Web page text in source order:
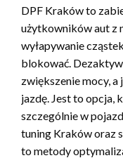
DPF Kraków to
użytkowników aut z
wyłapywanie
blokować.
zwiększenie mocy, a
jazdę. Jest to opcja,
szczególnie w
tuning Kraków oraz
to metody